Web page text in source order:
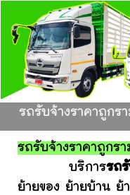
รถรับจ้างราคาถูกร
รถรับจ้างราคาถูกร
บริการรถ
ย้ายของ ย้ายบ้าน ย้